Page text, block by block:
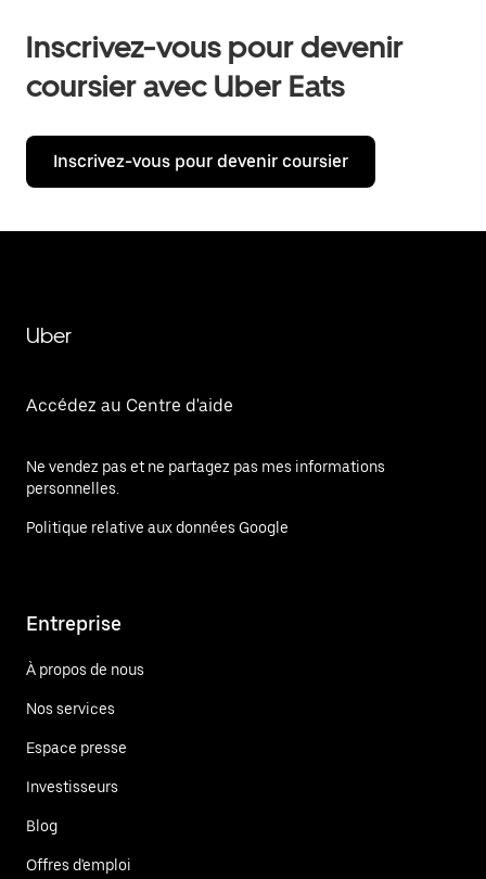
Inscrivez-vous pour devenir
coursier avec Uber Eats
Inscrivez-vous pour devenir coursier
Uber
Accédez au Centre d'aide
Ne vendez pas et ne partagez pas mes informations
personnelles.
Politique relative aux données Google
Entreprise
À propos de nous
Nos services
Espace presse
Investisseurs
Blog
Offres d'emploi